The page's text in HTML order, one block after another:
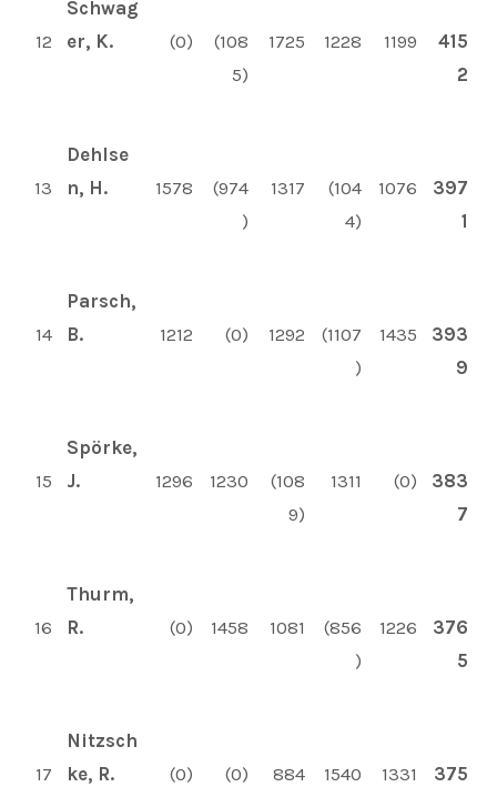
12
Schwag
er, K.
(0)
(108
5)
1725 1228 1199
415
2
13
Dehlse
n, H.
1578
(974
)
1317
(104
4)
1076
397
1
14
Parsch,
B.
1212 (0) 1292
(1107
)
1435
393
9
15
Spörke,
J.
1296 1230
(108
9)
1311 (0)
383
7
16
Thurm,
R.
(0) 1458 1081
(856
)
1226
376
5
17
Nitzsch
ke, R.
(0) (0) 884 1540 1331
375